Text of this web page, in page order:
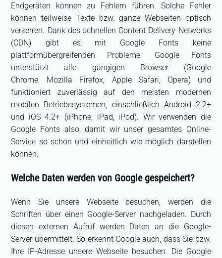
Endgeräten können zu Fehlern führen. Solche Fehler
können teilweise Texte bzw. ganze Webseiten optisch
verzerren. Dank des schnellen Content Delivery Networks
(CDN) gibt es mit Google Fonts keine
plattformübergreifenden Probleme. Google Fonts
unterstützt alle gängigen Browser (Google
Chrome, Mozilla Firefox, Apple Safari, Opera) und
funktioniert zuverlässig auf den meisten modernen
mobilen Betriebssystemen, einschließlich Android 2.2+
und iOS 4.2+ (iPhone, iPad, iPod). Wir verwenden die
Google Fonts also, damit wir unser gesamtes Online-
Service so schön und einheitlich wie möglich darstellen
können.
Welche Daten werden von Google gespeichert?
Wenn Sie unsere Webseite besuchen, werden die
Schriften über einen Google-Server nachgeladen. Durch
diesen externen Aufruf werden Daten an die Google-
Server übermittelt. So erkennt Google auch, dass Sie bzw.
Ihre IP-Adresse unsere Webseite besuchen. Die Google